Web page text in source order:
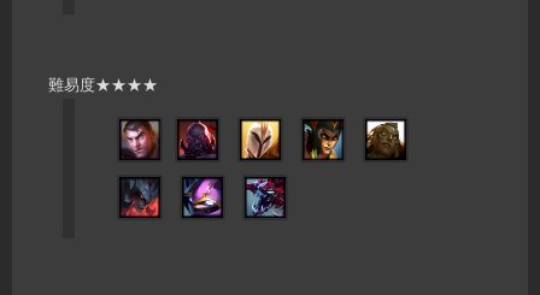
難易度★★★★